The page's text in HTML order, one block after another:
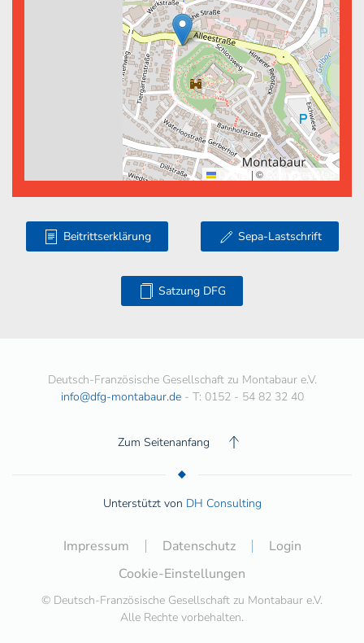
| ©
Beitrittserklärung Sepa-Lastschrift
Satzung DFG
Deutsch-Französische Gesellschaft zu Montabaur e.V.
info@dfg-montabaur.de- T: 0152 - 54 82 32 40
Zum Seitenanfang
Unterstützt von DH Consulting
Impressum Datenschutz
Login
Cookie-Einstellungen
© Deutsch-Französische Gesellschaft zu Montabaur e.V.
Alle Rechte vorbehalten.